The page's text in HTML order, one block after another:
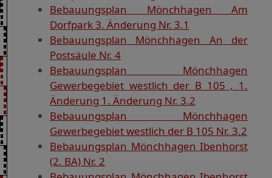
Bebauungsplan Mönchhagen Am
Dorfpark 3. Änderung Nr. 3.1
Bebauungsplan Mönchhagen An der
Postsäule Nr. 4
Bebauungsplan Mönchhagen
Gewerbegebiet westlich der B 105 , 1.
Änderung 1. Änderung Nr. 3.2
Bebauungsplan Mönchhagen
Gewerbegebiet westlich der B 105 Nr. 3.2
Bebauungsplan Mönchhagen Ibenhorst
(2. BA) Nr. 2